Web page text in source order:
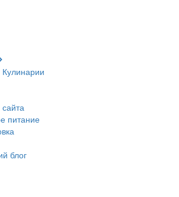
Кулинарии
питание
блог